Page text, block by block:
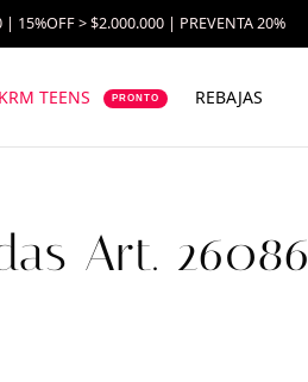
15%OFF > $2.000.000 | PREVENTA 20%
KRM TEENS PRONTO REBAJAS
Art. 26086